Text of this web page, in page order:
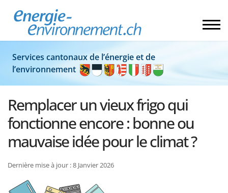
Services cantonaux de l’énergie et de
l’environnement
Remplacer un vieux frigo qui
fonctionne encore : bonne ou
mauvaise idée pour le climat ?
Dernière mise à jour : 8 Janvier 2026